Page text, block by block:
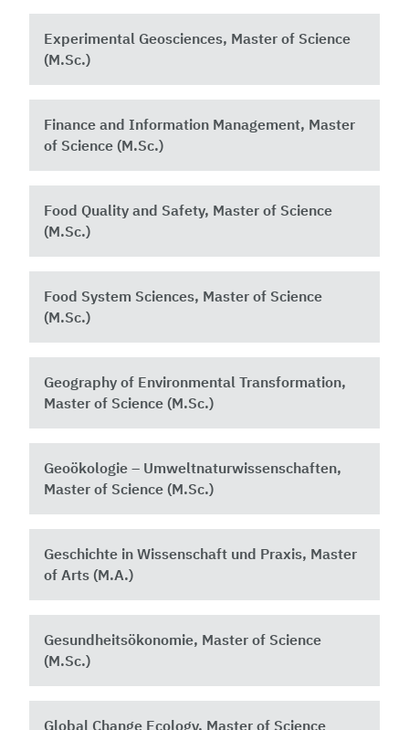
Experimental Geosciences, Master of Science
(M.Sc.)
Finance and Information Management, Master
of Science (M.Sc.)
Food Quality and Safety, Master of Science
(M.Sc.)
Food System Sciences, Master of Science
(M.Sc.)
Geography of Environmental Transformation,
Master of Science (M.Sc.)
Geoökologie – Umweltnaturwissenschaften,
Master of Science (M.Sc.)
Geschichte in Wissenschaft und Praxis, Master
of Arts (M.A.)
Gesundheitsökonomie, Master of Science
(M.Sc.)
Global Change Ecology, Master of Science